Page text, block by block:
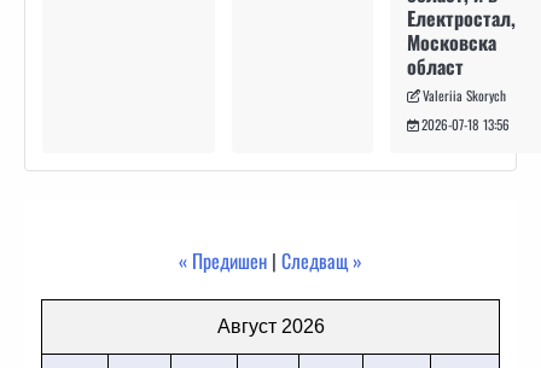
Електростал,
Московска
област
Valeriia Skorych
2026-07-18 13:56
« Предишен | Следващ »
Август 2026